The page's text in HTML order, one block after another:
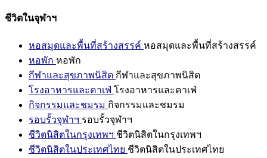
ชีวิตในจุฬาฯ
หอสมุดและพื้นที่สร้างสรรค์ หอสมุดและพื้นที่สร้างสรรค์
หอพัก หอพัก
กีฬาและสุขภาพนิสิต กีฬาและสุขภาพนิสิต
โรงอาหารและคาเฟ่ โรงอาหารและคาเฟ่
กิจกรรมและชมรม กิจกรรมและชมรม
รอบรั้วจุฬาฯ รอบรั้วจุฬาฯ
ชีวิตนิสิตในกรุงเทพฯ ชีวิตนิสิตในกรุงเทพฯ
ชีวิตนิสิตในประเทศไทย ชีวิตนิสิตในประเทศไทย